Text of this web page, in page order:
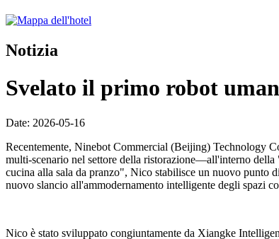
Notizia
Svelato il primo robot
Date: 2026-05-16
Recentemente, Ninebot Commercial (Beijing) Technology
multi-scenario nel settore della ristorazione—all'interno
cucina alla sala da pranzo", Nico stabilisce un nuovo
nuovo slancio all'ammodernamento intelligente degli spazi
Nico è stato sviluppato congiuntamente da Xiangke